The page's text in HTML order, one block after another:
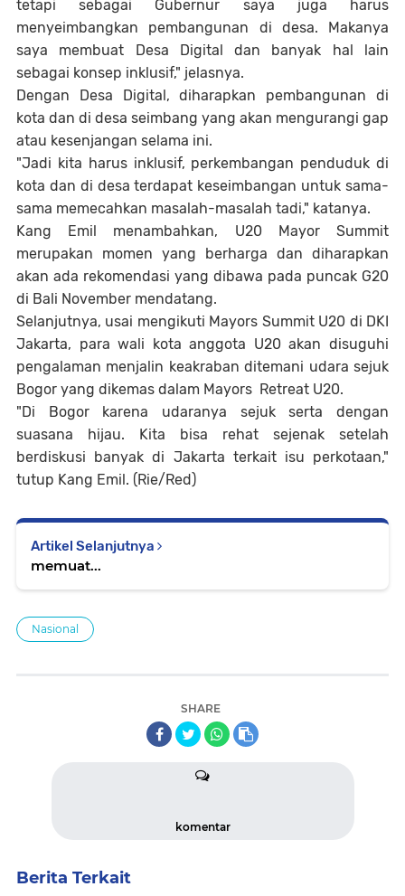
tetapi sebagai Gubernur saya juga harus
menyeimbangkan pembangunan di desa. Makanya
saya membuat Desa Digital dan banyak hal lain
sebagai konsep inklusif," jelasnya.
Dengan Desa Digital, diharapkan pembangunan di
kota dan di desa seimbang yang akan mengurangi gap
atau kesenjangan selama ini.
"Jadi kita harus inklusif, perkembangan penduduk di
kota dan di desa terdapat keseimbangan untuk sama-
sama memecahkan masalah-masalah tadi," katanya.
Kang Emil menambahkan, U20 Mayor Summit
merupakan momen yang berharga dan diharapkan
akan ada rekomendasi yang dibawa pada puncak G20
di Bali November mendatang.
Selanjutnya, usai mengikuti Mayors Summit U20 di DKI
Jakarta, para wali kota anggota U20 akan disuguhi
pengalaman menjalin keakraban ditemani udara sejuk
Bogor yang dikemas dalam Mayors Retreat U20.
"Di Bogor karena udaranya sejuk serta dengan
suasana hijau. Kita bisa rehat sejenak setelah
berdiskusi banyak di Jakarta terkait isu perkotaan,"
tutup Kang Emil. (Rie/Red)
Artikel Selanjutnya
memuat...
Nasional
SHARE
komentar
Berita Terkait